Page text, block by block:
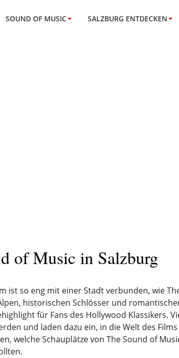
SOUND OF MUSIC SALZBURG ENTDECKEN
of Music in Salzburg
ist so eng mit einer Stadt verbunden, wie
historischen Schlösser und
für Fans des Hollywood Klassikers.
und laden dazu ein, in die Welt des
welche Schauplätze von The Sound of